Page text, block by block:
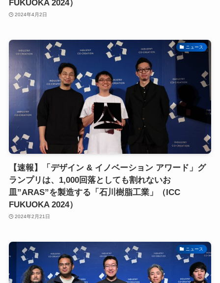
FUKUOKA 2024）
2024年4月2日
ニュース
【速報】「デザイン & イノベーション アワード」グ
ランプリは、1,000回落としても割れないお
皿”ARAS”を製造する「石川樹脂工業」（ICC
FUKUOKA 2024）
2024年2月21日
ニュース